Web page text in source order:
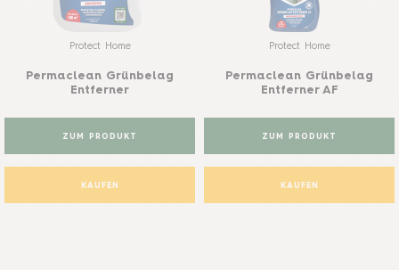
Protect Home
Permaclean Grünbelag
Entferner
ZUM PRODUKT
KAUFEN
Protect Home
Permaclean Grünbelag
Entferner AF
ZUM PRODUKT
KAUFEN